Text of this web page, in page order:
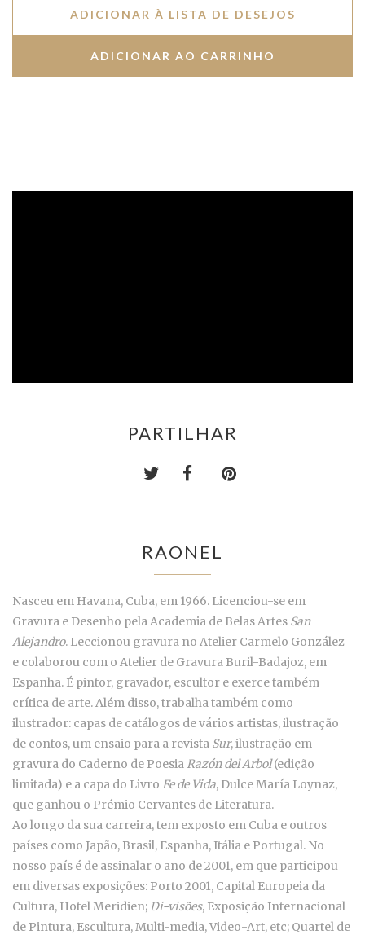
ADICIONAR À LISTA DE DESEJOS
PARTILHAR
RAONEL
Nasceu em Havana, Cuba, em 1966. Licenciou-se em
Gravura e Desenho pela Academia de Belas Artes San
Alejandro. Leccionou gravura no Atelier Carmelo González
e colaborou com o Atelier de Gravura Buril-Badajoz, em
Espanha. É pintor, gravador, escultor e exerce também
crítica de arte. Além disso, trabalha também como
ilustrador: capas de catálogos de vários artistas, ilustração
de contos, um ensaio para a revista Sur, ilustração em
gravura do Caderno de PoesiaRazón del Arbol(edição
limitada) e a capa do Livro Fe de Vida, Dulce María Loynaz,
que ganhou o Prémio Cervantes de Literatura.
Ao longo da sua carreira, tem exposto em Cuba e outros
países como Japão, Brasil, Espanha, Itália e Portugal. No
nosso país é de assinalar o ano de 2001, em que participou
em diversas exposições: Porto 2001, Capital Europeia da
Cultura, Hotel Meridien;Di-visões, Exposição Internacional
de Pintura, Escultura, Multi-media, Video-Art, etc; Quartel de